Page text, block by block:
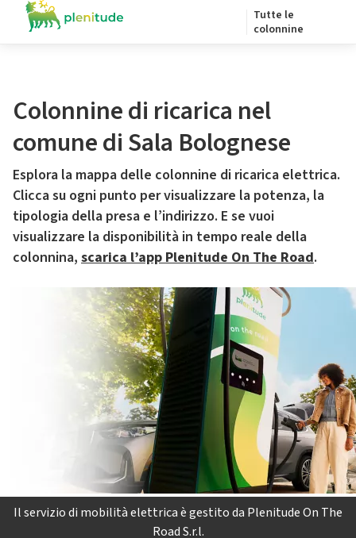
Tutte le
colonnine
Colonnine di ricarica nel
comune di Sala Bolognese
Esplora la mappa delle colonnine di ricarica elettrica.
Clicca su ogni punto per visualizzare la potenza, la
tipologia della presa e l’indirizzo. E se vuoi
visualizzare la disponibilità in tempo reale della
colonnina, scarica l’app Plenitude On The Road.
Il servizio di mobilità elettrica è gestito da Plenitude On The
Road S.r.l.